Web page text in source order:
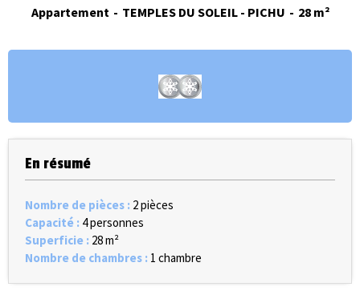
Appartement TEMPLES DU SOLEIL - PICHU 28 m²
En résumé
Nombre de pièces : 2 pièces
Capacité : 4 personnes
Superficie : 28m²
Nombre de chambres : 1 chambre